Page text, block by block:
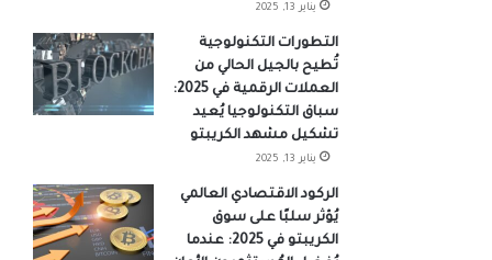
يناير 13, 2025
التطورات التكنولوجية
تُطيح بالجيل الحالي من
العملات الرقمية في 2025:
سباق التكنولوجيا يُعيد
تشكيل مشهد الكريبتو
يناير 13, 2025
الركود الاقتصادي العالمي
يُؤثر سلبًا على سوق
الكريبتو في 2025: عندما